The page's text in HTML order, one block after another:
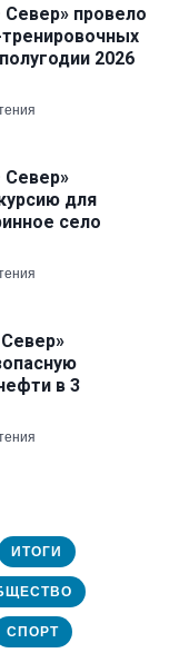
провело
2026
Север»
для
село
в 3
ИТОГИ
СПОРТ